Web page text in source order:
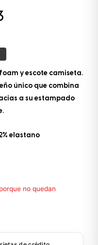
y escote camiseta.
único que combina
a su estampado
elastano
no quedan